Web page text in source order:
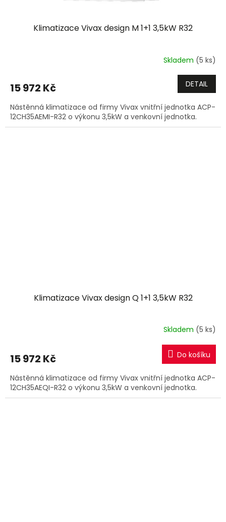
Klimatizace Vivax design M 1+1 3,5kW R32
Skladem (5 ks)
15 972 Kč DETAIL
Nástěnná klimatizace od firmy Vivax vnitřní jednotka ACP-
12CH35AEMI-R32 o výkonu 3,5kW a venkovní jednotka.
Klimatizace Vivax design Q 1+1 3,5kW R32
Skladem (5 ks)
15 972 Kč Do košíku
Nástěnná klimatizace od firmy Vivax vnitřní jednotka ACP-
12CH35AEQI-R32 o výkonu 3,5kW a venkovní jednotka.